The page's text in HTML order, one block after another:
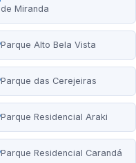
de Miranda
Parque Alto Bela Vista
Parque das Cerejeiras
Parque Residencial Araki
Parque Residencial Carandá